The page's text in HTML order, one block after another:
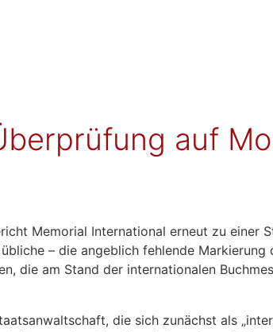
auf
Memorial International erneut zu einer
– die angeblich fehlende Markierung
die am Stand der internationalen
die sich zunächst als